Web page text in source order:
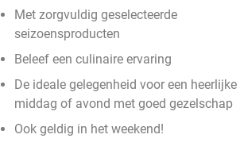
Met zorgvuldig geselecteerde
seizoensproducten
Beleef een culinaire ervaring
De ideale gelegenheid voor een heerlijke
middag of avond met goed gezelschap
Ook geldig in het weekend!